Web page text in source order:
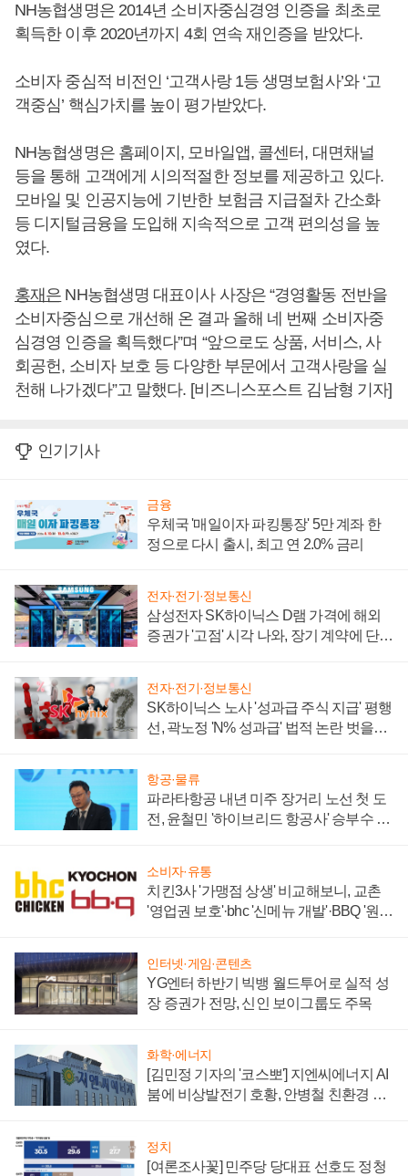
NH농협생명은 2014년 소비자중심경영 인증을 최초로
획득한 이후 2020년까지 4회 연속 재인증을 받았다.
소비자 중심적 비전인 ‘고객사랑 1등 생명보험사’와 ‘고
객중심’ 핵심가치를 높이 평가받았다.
NH농협생명은 홈페이지, 모바일앱, 콜센터, 대면채널
등을 통해 고객에게 시의적절한 정보를 제공하고 있다.
모바일 및 인공지능에 기반한 보험금 지급절차 간소화
등 디지털금융을 도입해 지속적으로 고객 편의성을 높
였다.
홍재은 NH농협생명 대표이사 사장은 “경영활동 전반을
소비자중심으로 개선해 온 결과 올해 네 번째 소비자중
심경영 인증을 획득했다”며 “앞으로도 상품, 서비스, 사
회공헌, 소비자 보호 등 다양한 부문에서 고객사랑을 실
천해 나가겠다”고 말했다. [비즈니스포스트 김남형 기자]
인기기사
금융
우체국 '매일이자 파킹통장' 5만 계좌 한
정으로 다시 출시, 최고 연 2.0% 금리
전자·전기·정보통신
삼성전자 SK하이닉스 D램 가격에 해외
증권가 '고점' 시각 나와, 장기 계약에 단점
전자·전기·정보통신
SK하이닉스 노사 '성과급 주식 지급' 평행
선, 곽노정 'N% 성과급' 법적 논란 벗을지
항공·물류
파라타항공 내년 미주 장거리 노선 첫 도
전, 윤철민 '하이브리드 항공사' 승부수 통
소비자·유통
치킨3사 '가맹점 상생' 비교해보니, 교촌
'영업권 보호'·bhc '신메뉴 개발'·BBQ '원가
인터넷·게임·콘텐츠
YG엔터 하반기 빅뱅 월드투어로 실적 성
장 증권가 전망, 신인 보이그룹도 주목
화학·에너지
[김민정 기자의 '코스뽀'] 지엔씨에너지 AI
붐에 비상발전기 호황, 안병철 친환경 에
정치
[여론조사꽃] 민주당 당대표 선호도 정청